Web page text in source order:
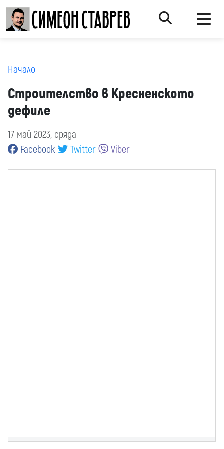
Начало
Строителство в Кресненското
дефиле
17 май 2023, сряда
Facebook
Twitter Viber